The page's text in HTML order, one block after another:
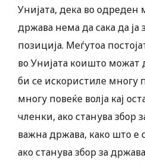
Унијата, дека во одреден
држава нема да сака да ја
позиција. Меѓутоа
во Унијата коишто можат
би се искористиле многу
многу повеќе волја кај
членки, ако станува збор
важна држава, како што е
ако станува збор за